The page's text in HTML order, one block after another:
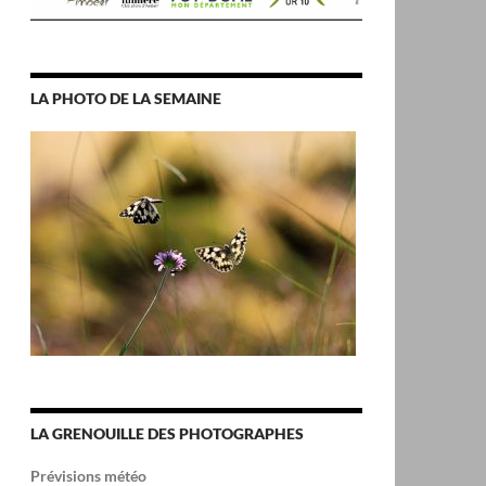
LA PHOTO DE LA SEMAINE
LA GRENOUILLE DES PHOTOGRAPHES
Prévisions météo